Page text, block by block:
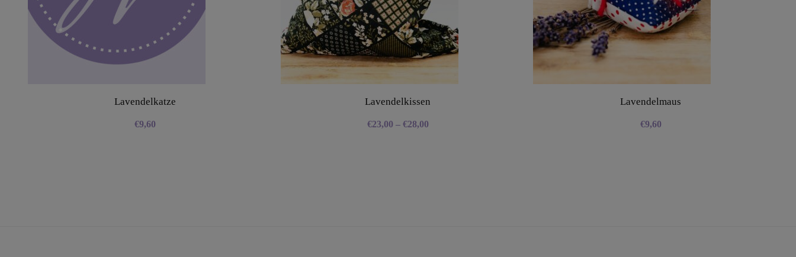
Lavendelkatze
€9,60
Lavendelkissen
€23,00 – €28,00
Lavendelmaus
€9,60